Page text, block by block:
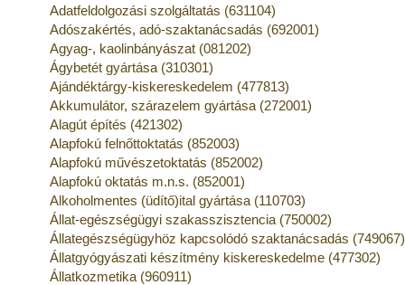
Adatfeldolgozási szolgáltatás (631104)
Adószakértés, adó-szaktanácsadás (692001)
Agyag-, kaolinbányászat (081202)
Ágybetét gyártása (310301)
Ajándéktárgy-kiskereskedelem (477813)
Akkumulátor, szárazelem gyártása (272001)
Alagút építés (421302)
Alapfokú felnőttoktatás (852003)
Alapfokú művészetoktatás (852002)
Alapfokú oktatás m.n.s. (852001)
Alkoholmentes (üdítő)ital gyártása (110703)
Állat-egészségügyi szakasszisztencia (750002)
Állategészségügyhöz kapcsolódó szaktanácsadás (749067)
Állatgyógyászati készítmény kiskereskedelme (477302)
Állatkozmetika (960911)